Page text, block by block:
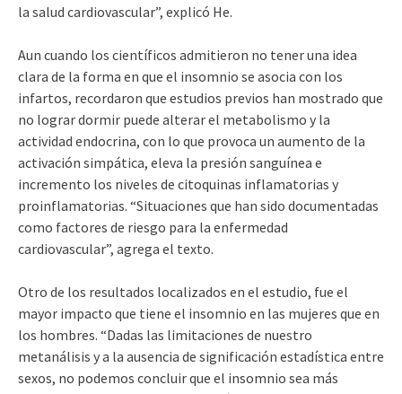
la salud cardiovascular”, explicó He.
Aun cuando los científicos admitieron no tener una idea
clara de la forma en que el insomnio se asocia con los
infartos, recordaron que estudios previos han mostrado que
no lograr dormir puede alterar el metabolismo y la
actividad endocrina, con lo que provoca un aumento de la
activación simpática, eleva la presión sanguínea e
incremento los niveles de citoquinas inflamatorias y
proinflamatorias. “Situaciones que han sido documentadas
como factores de riesgo para la enfermedad
cardiovascular”, agrega el texto.
Otro de los resultados localizados en el estudio, fue el
mayor impacto que tiene el insomnio en las mujeres que en
los hombres. “Dadas las limitaciones de nuestro
metanálisis y a la ausencia de significación estadística entre
sexos, no podemos concluir que el insomnio sea más